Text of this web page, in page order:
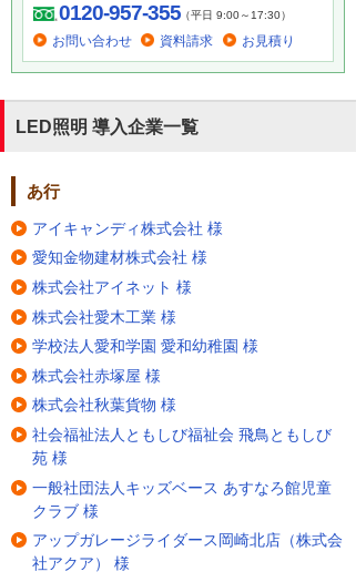
0120-957-355（平日 9:00～17:30）
お問い合わせ 資料請求 お見積り
LED照明 導入企業一覧
あ行
アイキャンディ株式会社 様
愛知金物建材株式会社 様
株式会社アイネット 様
株式会社愛木工業 様
学校法人愛和学園 愛和幼稚園 様
株式会社赤塚屋 様
株式会社秋葉貨物 様
社会福祉法人ともしび福祉会 飛鳥ともしび
苑 様
一般社団法人キッズベース あすなろ館児童
クラブ 様
アップガレージライダース岡崎北店（株式会
社アクア） 様